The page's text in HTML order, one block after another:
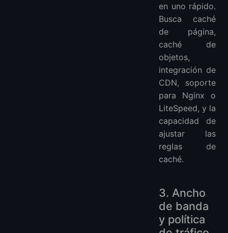
en uno rápido.
Busca caché
de página,
caché de
objetos,
integración de
CDN, soporte
para Nginx o
LiteSpeed, y la
capacidad de
ajustar las
reglas de
caché.
3. Ancho
de banda
y política